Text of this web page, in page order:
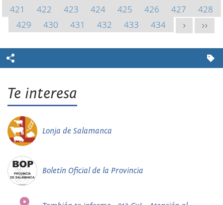
421
422 423 424 425 426 427
428
429
430 431 432 433 434 > >>
Te interesa
Lonja de Salamanca
Boletín Oficial de la Provincia